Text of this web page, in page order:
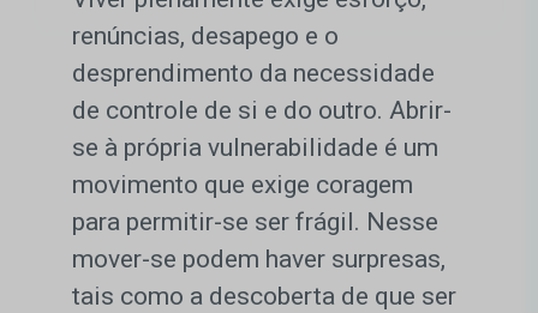
renúncias, desapego e o
desprendimento da necessidade
de controle de si e do outro. Abrir-
se à própria vulnerabilidade é um
movimento que exige coragem
para permitir-se ser frágil. Nesse
mover-se podem haver surpresas,
tais como a descoberta de que ser